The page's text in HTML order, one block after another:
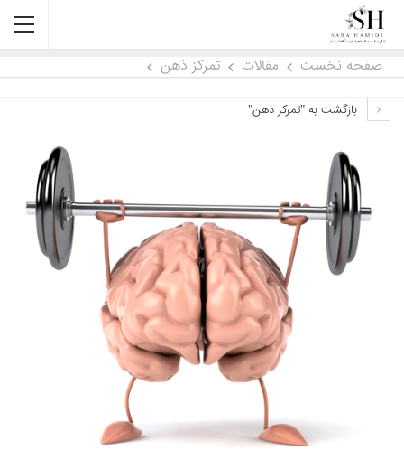
صفحه نخست مقالات تمرکز ذهن
بازگشت به "تمرکز ذهن"